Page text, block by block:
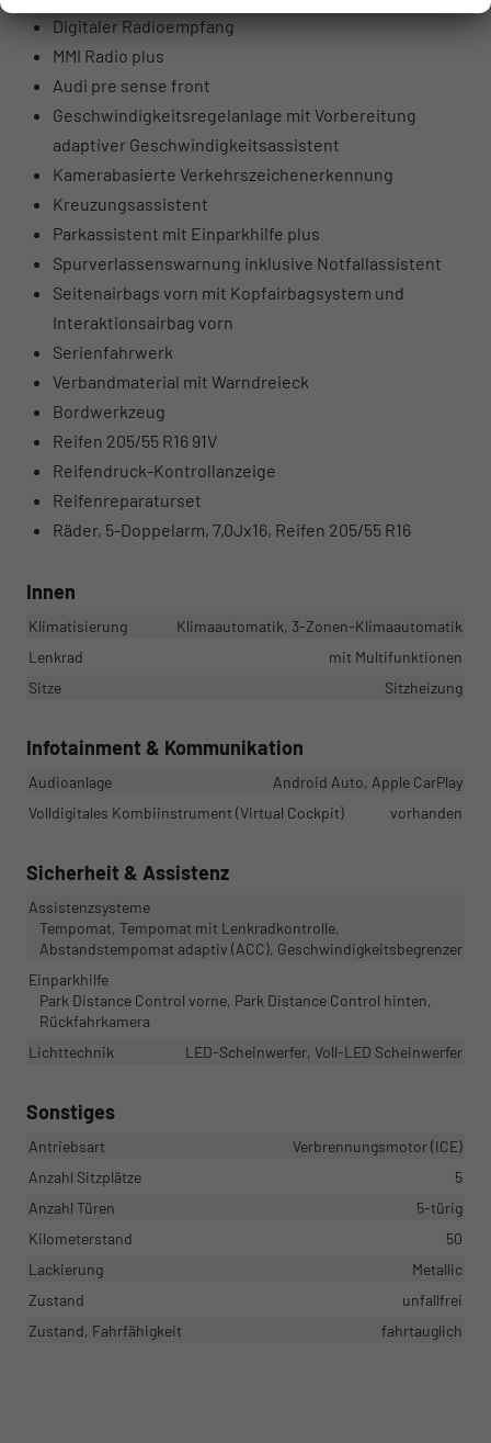
Digitaler Radioempfang
MMI Radio plus
Audi pre sense front
Geschwindigkeitsregelanlage mit Vorbereitung
adaptiver Geschwindigkeitsassistent
Kamerabasierte Verkehrszeichenerkennung
Kreuzungsassistent
Parkassistent mit Einparkhilfe plus
Spurverlassenswarnung inklusive Notfallassistent
Seitenairbags vorn mit Kopfairbagsystem und
Interaktionsairbag vorn
Serienfahrwerk
Verbandmaterial mit Warndreieck
Bordwerkzeug
Reifen 205/55 R16 91V
Reifendruck-Kontrollanzeige
Reifenreparaturset
Räder, 5-Doppelarm, 7,0Jx16, Reifen 205/55 R16
Innen
Klimatisierung
Klimaautomatik, 3-Zonen-Klimaautomatik
Lenkrad
mit Multifunktionen
Sitze
Sitzheizung
Infotainment & Kommunikation
Audioanlage
Android Auto, Apple CarPlay
Volldigitales Kombiinstrument (Virtual Cockpit)
vorhanden
Sicherheit & Assistenz
Assistenzsysteme
Tempomat, Tempomat mit Lenkradkontrolle,
Abstandstempomat adaptiv (ACC), Geschwindigkeitsbegrenzer
Einparkhilfe
Park Distance Control vorne, Park Distance Control hinten,
Rückfahrkamera
Lichttechnik
LED-Scheinwerfer, Voll-LED Scheinwerfer
Sonstiges
Antriebsart
Verbrennungsmotor (ICE)
Anzahl Sitzplätze
5
Anzahl Türen
5-türig
Kilometerstand
50
Lackierung
Metallic
Zustand
unfallfrei
Zustand, Fahrfähigkeit
fahrtauglich